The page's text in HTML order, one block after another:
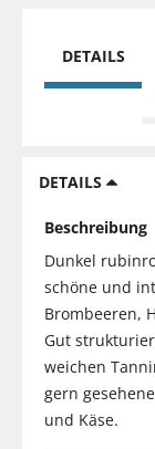
DETAILS
DETAILS
Beschreibung
Dunkel
schöne und
Brombeeren,
Gut
weichen
gern
und Käse.